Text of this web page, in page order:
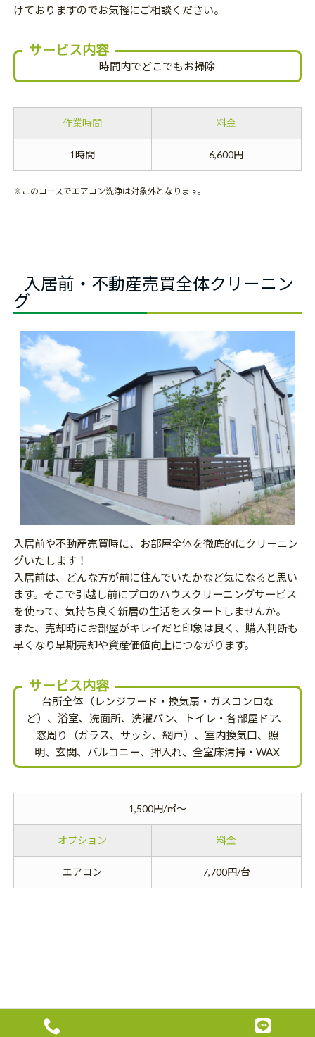
けておりますのでお気軽にご相談ください。
サービス内容
時間内でどこでもお掃除
作業時間 料金
1時間 6,600円
※このコースでエアコン洗浄は対象外となります。
入居前・不動産売買全体クリーニン
グ
入居前や不動産売買時に、お部屋全体を徹底的にクリーニン
グいたします！
入居前は、どんな方が前に住んでいたかなど気になると思い
ます。そこで引越し前にプロのハウスクリーニングサービス
を使って、気持ち良く新居の生活をスタートしませんか。
また、売却時にお部屋がキレイだと印象は良く、購入判断も
早くなり早期売却や資産価値向上につながります。
サービス内容
台所全体（レンジフード・換気扇・ガスコンロな
ど）、浴室、洗面所、洗濯パン、トイレ・各部屋ドア、
窓周り（ガラス、サッシ、網戸）、室内換気口、照
明、玄関、バルコニー、押入れ、全室床清掃・WAX
1,500円/㎡～
オプション 料金
エアコン 7,700円/台
VACANCY CLEANING
空室クリーニング